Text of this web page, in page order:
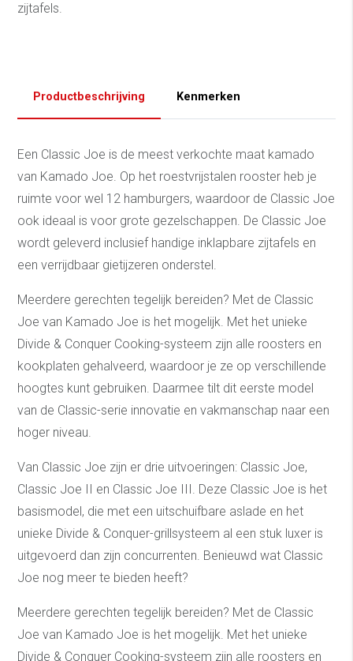
zijtafels.
Productbeschrijving Kenmerken
Een Classic Joe is de meest verkochte maat kamado
van Kamado Joe. Op het roestvrijstalen rooster heb je
ruimte voor wel 12 hamburgers, waardoor de Classic Joe
ook ideaal is voor grote gezelschappen. De Classic Joe
wordt geleverd inclusief handige inklapbare zijtafels en
een verrijdbaar gietijzeren onderstel.
Meerdere gerechten tegelijk bereiden? Met de Classic
Joe van Kamado Joe is het mogelijk. Met het unieke
Divide & Conquer Cooking-systeem zijn alle roosters en
kookplaten gehalveerd, waardoor je ze op verschillende
hoogtes kunt gebruiken. Daarmee tilt dit eerste model
van de Classic-serie innovatie en vakmanschap naar een
hoger niveau.
Van Classic Joe zijn er drie uitvoeringen: Classic Joe,
Classic Joe II en Classic Joe III. Deze Classic Joe is het
basismodel, die met een uitschuifbare aslade en het
unieke Divide & Conquer-grillsysteem al een stuk luxer is
uitgevoerd dan zijn concurrenten. Benieuwd wat Classic
Joe nog meer te bieden heeft?
Meerdere gerechten tegelijk bereiden? Met de Classic
Joe van Kamado Joe is het mogelijk. Met het unieke
Divide & Conquer Cooking-systeem zijn alle roosters en